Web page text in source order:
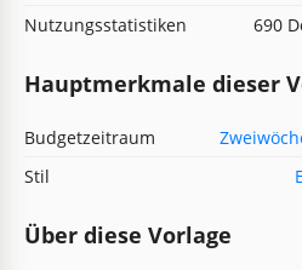
Nutzungsstatistiken
690
Hauptmerkmale dieser
Budgetzeitraum
Stil
Über diese Vorlage